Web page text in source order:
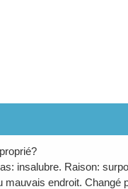
insalubre. Raison:
mauvais endroit. Changé